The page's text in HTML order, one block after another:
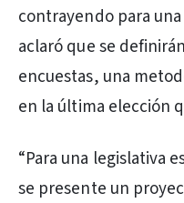
contrayendo para
aclaró que se
encuestas, una
en la última elección
“Para una legislativa
se presente un